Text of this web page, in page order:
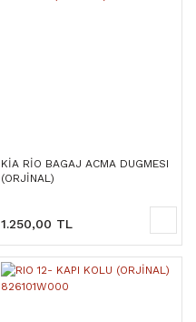
KİA RİO BAGAJ ACMA DUGMESI
(ORJİNAL)
1.250,00 TL